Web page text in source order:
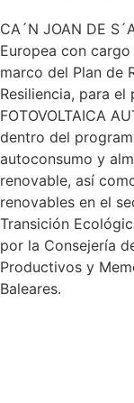
CA´N JOAN DE
Europea con
marco del Plan de
Resiliencia, para el
FOTOVOLTAICA
dentro del
autoconsumo y
renovable, así
renovables en el
Transición
por la Consejería
Productivos y
Baleares.